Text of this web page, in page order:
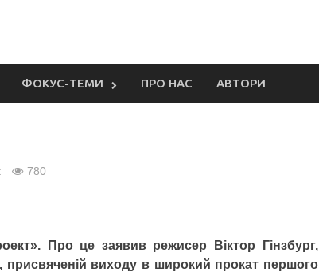
ФОКУС-ТЕМИ ПРО НАС АВТОРИ
780
Про це заявив режисер Віктор Гінзбург,
присвяченій виходу в широкий прокат першого